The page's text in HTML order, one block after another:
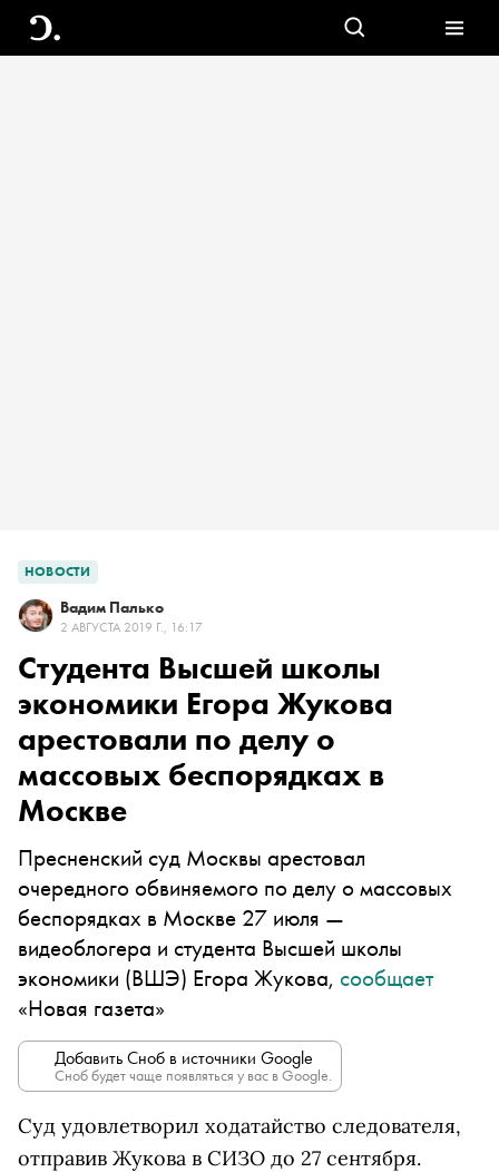
НОВОСТИ
Вадим Палько
2 АВГУСТА 2019 Г., 16:17
Студента Высшей школы
экономики Егора Жукова
арестовали по делу о
массовых беспорядках в
Москве
Пресненский суд Москвы арестовал
очередного обвиняемого по делу о массовых
беспорядках в Москве 27 июля —
видеоблогера и студента Высшей школы
экономики (ВШЭ) Егора Жукова, сообщает
«Новая газета»
Добавить Сноб в источники Google
Сноб будет чаще появляться у вас в Google.
Суд удовлетворил ходатайство следователя,
отправив Жукова в СИЗО до 27 сентября.